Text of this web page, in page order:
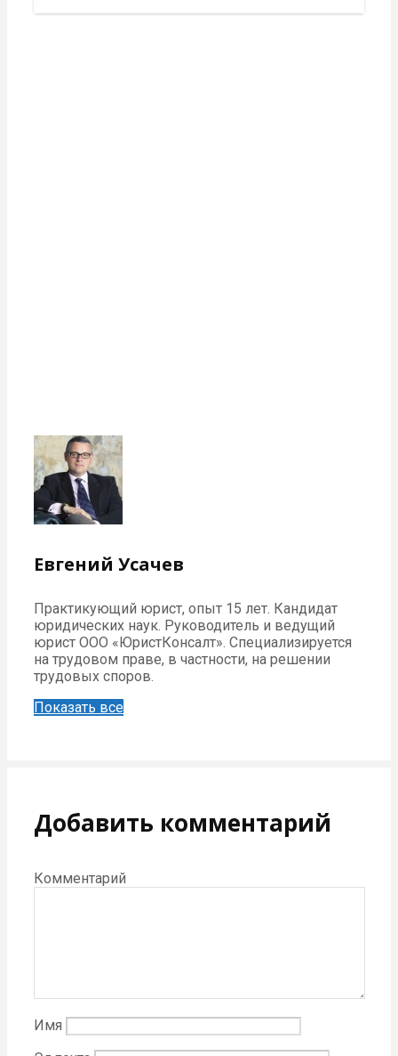
Евгений Усачев
Практикующий юрист, опыт 15 лет. Кандидат
юридических наук. Руководитель и ведущий
юрист ООО «ЮристКонсалт». Специализируется
на трудовом праве, в частности, на решении
трудовых споров.
Показать все
Добавить комментарий
Комментарий
Имя